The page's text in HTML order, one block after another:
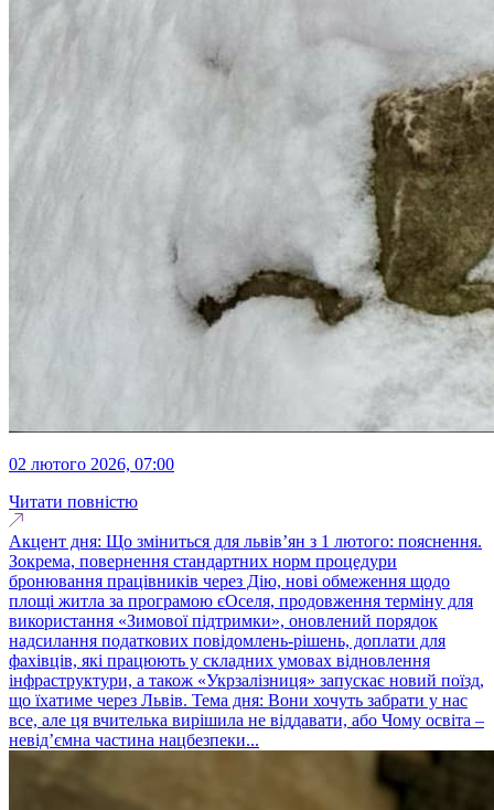
02 лютого 2026, 07:00
Читати повністю
Акцент дня: Що зміниться для львів’ян з 1 лютого: пояснення.
Зокрема, повернення стандартних норм процедури
бронювання працівників через Дію, нові обмеження щодо
площі житла за програмою єОселя, продовження терміну для
використання «Зимової підтримки», оновлений порядок
надсилання податкових повідомлень-рішень, доплати для
фахівців, які працюють у складних умовах відновлення
інфраструктури, а також «Укрзалізниця» запускає новий поїзд,
що їхатиме через Львів. Тема дня: Вони хочуть забрати у нас
все, але ця вчителька вирішила не віддавати, або Чому освіта –
невід’ємна частина нацбезпеки...